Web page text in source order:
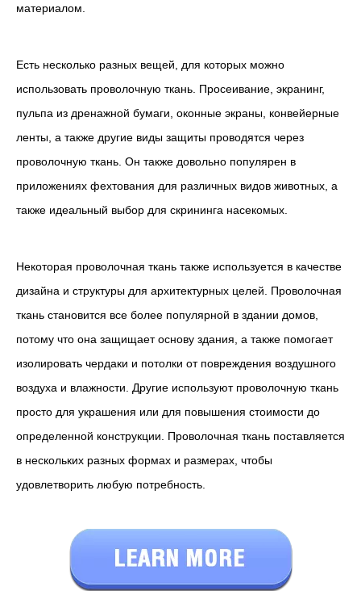
материалом.
Есть несколько разных вещей, для которых можно
использовать проволочную ткань. Просеивание, экранинг,
пульпа из дренажной бумаги, оконные экраны, конвейерные
ленты, а также другие виды защиты проводятся через
проволочную ткань. Он также довольно популярен в
приложениях фехтования для различных видов животных, а
также идеальный выбор для скрининга насекомых.
Некоторая проволочная ткань также используется в качестве
дизайна и структуры для архитектурных целей. Проволочная
ткань становится все более популярной в здании домов,
потому что она защищает основу здания, а также помогает
изолировать чердаки и потолки от повреждения воздушного
воздуха и влажности. Другие используют проволочную ткань
просто для украшения или для повышения стоимости до
определенной конструкции. Проволочная ткань поставляется
в нескольких разных формах и размерах, чтобы
удовлетворить любую потребность.